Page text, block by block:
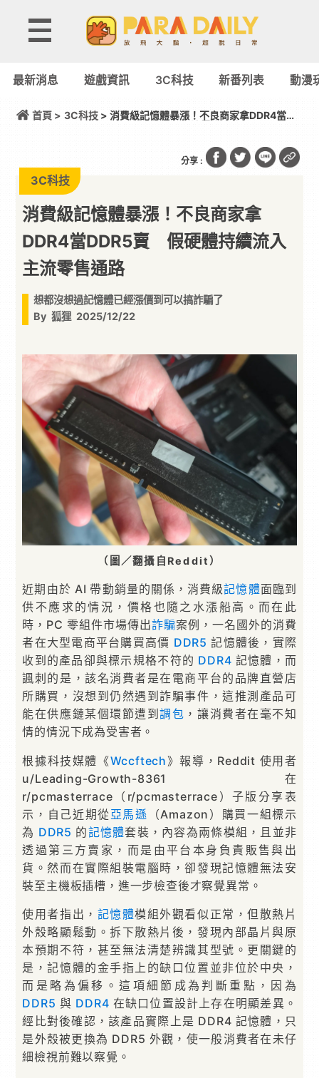
最新消息 遊戲資訊 3C科技 新番列表 動漫
首頁 > 3C科技> 消費級記憶體暴漲！不良商家拿DDR4當
分享 :
3C科技
消費級記憶體暴漲！不良商家拿
DDR4當DDR5賣 假硬體持續流入
主流零售通路
想都沒想過記憶體已經漲價到可以搞詐騙了
By 狐狸 2025/12/22
（圖／翻攝自Reddit）
近期由於 AI 帶動銷量的關係，消費級記憶體面臨到
供不應求的情況，價格也隨之水漲船高。而在此
時，PC 零組件市場傳出詐騙案例，一名國外的消費
者在大型電商平台購買高價 DDR5 記憶體後，實際
收到的產品卻與標示規格不符的 DDR4 記憶體，而
諷刺的是，該名消費者是在電商平台的品牌直營店
所購買，沒想到仍然遇到詐騙事件，這推測產品可
能在供應鏈某個環節遭到調包 ，讓消費者在毫不知
情的情況下成為受害者。
根據科技媒體《Wccftech》報導，Reddit 使用者
u/Leading-Growth-8361 在
r/pcmasterrace（r/pcmasterrace）子版分享表
示，自己近期從亞馬遜 （Amazon）購買一組標示
為 DDR5 的記憶體套裝，內容為兩條模組，且並非
透過第三方賣家，而是由平台本身負責販售與出
貨。然而在實際組裝電腦時，卻發現記憶體無法安
裝至主機板插槽，進一步檢查後才察覺異常。
使用者指出， 記憶體模組外觀看似正常，但散熱片
外殼略顯鬆動。拆下散熱片後，發現內部晶片與原
本預期不符，甚至無法清楚辨識其型號。更關鍵的
是，記憶體的金手指上的缺口位置並非位於中央，
而是略為偏移。這項細節成為判斷重點，因為
DDR5 與 DDR4 在缺口位置設計上存在明顯差異。
經比對後確認，該產品實際上是 DDR4 記憶體，只
是外殼被更換為 DDR5 外觀，使一般消費者在未仔
細檢視前難以察覺。